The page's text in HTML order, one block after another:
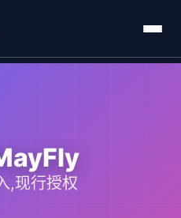
,现行授权